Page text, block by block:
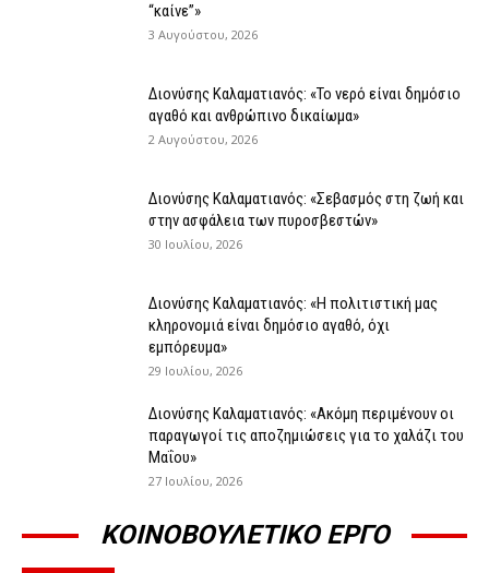
“καίνε”»
3 Αυγούστου, 2026
Διονύσης Καλαματιανός: «Το νερό είναι δημόσιο
αγαθό και ανθρώπινο δικαίωμα»
2 Αυγούστου, 2026
Διονύσης Καλαματιανός: «Σεβασμός στη ζωή και
στην ασφάλεια των πυροσβεστών»
30 Ιουλίου, 2026
Διονύσης Καλαματιανός: «Η πολιτιστική μας
κληρονομιά είναι δημόσιο αγαθό, όχι
εμπόρευμα»
29 Ιουλίου, 2026
Διονύσης Καλαματιανός: «Ακόμη περιμένουν οι
παραγωγοί τις αποζημιώσεις για το χαλάζι του
Μαΐου»
27 Ιουλίου, 2026
ΚΟΙΝΟΒΟΥΛΕΤΙΚΟ ΕΡΓΟ